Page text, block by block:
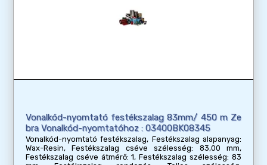
Vonalkód-nyomtató festékszalag 83mm/ 450 m Ze
bra Vonalkód-nyomtatóhoz : 03400BK08345
Vonalkód-nyomtató festékszalag, Festékszalag alapanyag:
Wax-Resin, Festékszalag cséve szélesség: 83,00 mm,
Festékszalag cséve átmérő: 1, Festékszalag szélesség: 83